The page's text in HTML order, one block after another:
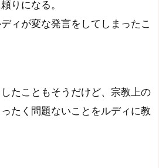
りになる。
ィが変な発言をしてしまったこ
たこともそうだけど、宗教上の
たく問題ないことをルディに教